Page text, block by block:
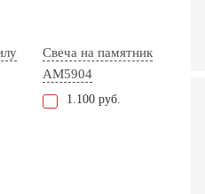
Свеча на памятник
AM5904
1.100 руб.